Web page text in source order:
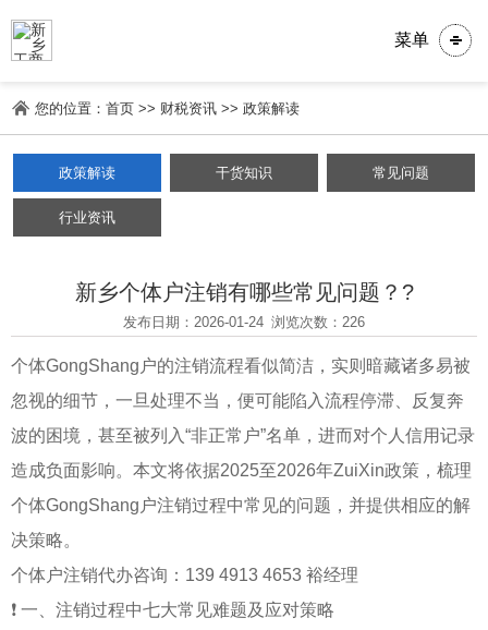
菜单
您的位置：首页 >> 财税资讯 >>政策解读
政策解读 干货知识 常见问题
行业资讯
新乡个体户注销有哪些常见问题？?
发布日期：2026-01-24 浏览次数：226
个体GongShang户的注销流程看似简洁，实则暗藏诸多易被
忽视的细节，一旦处理不当，便可能陷入流程停滞、反复奔
波的困境，甚至被列入“非正常户”名单，进而对个人信用记录
造成负面影响。本文将依据2025至2026年ZuiXin政策，梳理
个体GongShang户注销过程中常见的问题，并提供相应的解
决策略。
个体户注销代办咨询：139 4913 4653 裕经理
❗ 一、注销过程中七大常见难题及应对策略